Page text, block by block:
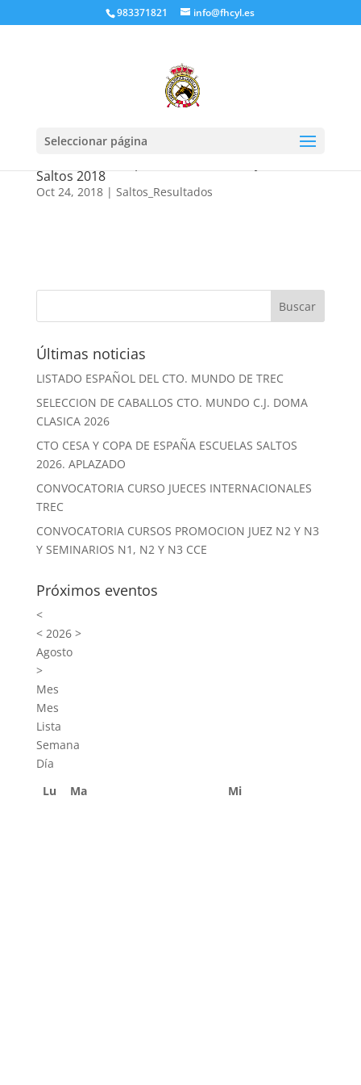
983371821 info@fhcyl.es
Seleccionar página
Saltos 2018
Oct 24, 2018| Saltos_Resultados
Últimas noticias
LISTADO ESPAÑOL DEL CTO. MUNDO DE TREC
SELECCION DE CABALLOS CTO. MUNDO C.J. DOMA
CLASICA 2026
CTO CESA Y COPA DE ESPAÑA ESCUELAS SALTOS
2026. APLAZADO
CONVOCATORIA CURSO JUECES INTERNACIONALES
TREC
CONVOCATORIA CURSOS PROMOCION JUEZ N2 Y N3
Y SEMINARIOS N1, N2 Y N3 CCE
Próximos eventos
<
<2026 >
Agosto
>
Mes
Mes
Lista
Semana
Día
Lu
Ma Mi